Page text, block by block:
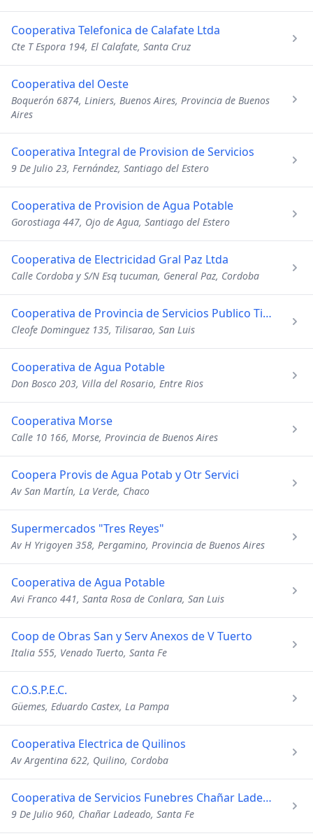
Cooperativa Telefonica de Calafate Ltda
Cte T Espora 194, El Calafate, Santa Cruz
Cooperativa del Oeste
Boquerón 6874, Liniers, Buenos Aires, Provincia de Buenos
Aires
Cooperativa Integral de Provision de Servicios
9 De Julio 23, Fernández, Santiago del Estero
Cooperativa de Provision de Agua Potable
Gorostiaga 447, Ojo de Agua, Santiago del Estero
Cooperativa de Electricidad Gral Paz Ltda
Calle Cordoba y S/N Esq tucuman, General Paz, Cordoba
Cooperativa de Provincia de Servicios Publico Tilisarao Ltda
Cleofe Dominguez 135, Tilisarao, San Luis
Cooperativa de Agua Potable
Don Bosco 203, Villa del Rosario, Entre Rios
Cooperativa Morse
Calle 10 166, Morse, Provincia de Buenos Aires
Coopera Provis de Agua Potab y Otr Servici
Av San Martín, La Verde, Chaco
Supermercados "Tres Reyes"
Av H Yrigoyen 358, Pergamino, Provincia de Buenos Aires
Cooperativa de Agua Potable
Avi Franco 441, Santa Rosa de Conlara, San Luis
Coop de Obras San y Serv Anexos de V Tuerto
Italia 555, Venado Tuerto, Santa Fe
C.O.S.P.E.C.
Güemes, Eduardo Castex, La Pampa
Cooperativa Electrica de Quilinos
Av Argentina 622, Quilino, Cordoba
Cooperativa de Servicios Funebres Chañar Ladeado
9 De Julio 960, Chañar Ladeado, Santa Fe